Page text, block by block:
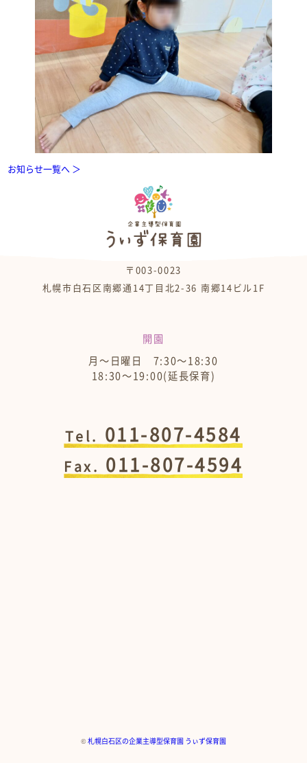
お知らせ一覧へ ＞
〒003-0023
札幌市白石区南郷通14丁目北2-36 南郷14ビル1F
開園
月～日曜日 7:30～18:30
18:30～19:00(延長保育)
Tel. 011-807-4584
Fax. 011-807-4594
©札幌白石区の企業主導型保育園 うぃず保育園